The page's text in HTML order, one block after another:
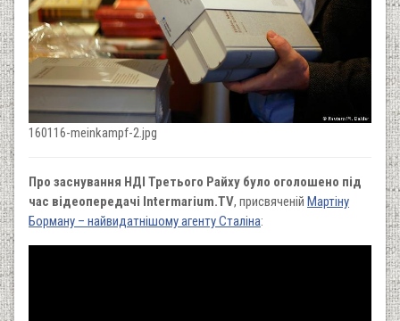
160116-meinkampf-2.jpg
Про заснування НДІ Третього Райху було оголошено під
час відеопередачі Intermarium.TV, присвяченій Мартіну
Борману – найвидатнішому агенту Сталіна: